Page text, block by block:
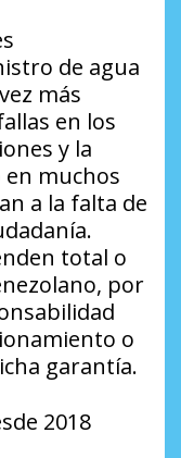
de agua
más
en los
y la
en muchos
a la falta de
total o
por
o
garantía.
2018